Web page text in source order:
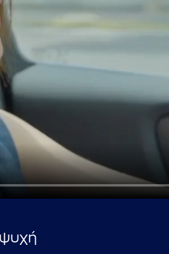
κείμενο προς αναζήτηση